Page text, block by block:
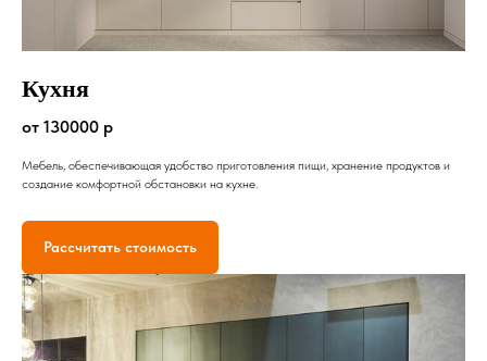
Кухня
от 130000 р
Мебель, обеспечивающая удобство приготовления пищи, хранение продуктов и
создание комфортной обстановки на кухне.
Рассчитать стоимость